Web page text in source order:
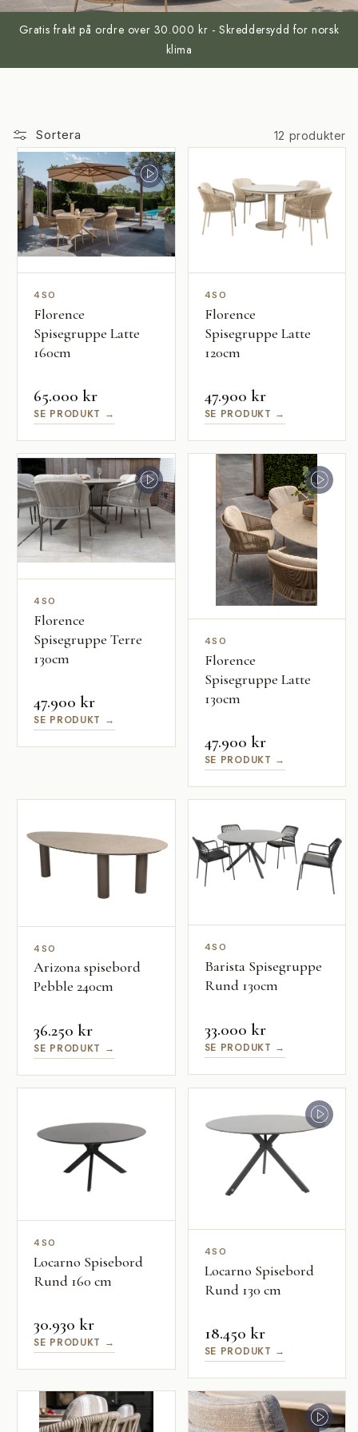
Gratis frakt på ordre over 30.000 kr - Skreddersydd for norsk
klima
Sortera 12 produkter
4SO
Florence
Spisegruppe Latte
160cm
65.000 kr
SE PRODUKT →
4SO
Florence
Spisegruppe Latte
120cm
47.900 kr
SE PRODUKT →
4SO
Florence
Spisegruppe Terre
130cm
47.900 kr
SE PRODUKT →
4SO
Florence
Spisegruppe Latte
130cm
47.900 kr
SE PRODUKT →
4SO
Arizona spisebord
Pebble 240cm
36.250 kr
SE PRODUKT →
4SO
Barista Spisegruppe
Rund 130cm
33.000 kr
SE PRODUKT →
4SO
Locarno Spisebord
Rund 160 cm
30.930 kr
SE PRODUKT →
4SO
Locarno Spisebord
Rund 130 cm
18.450 kr
SE PRODUKT →